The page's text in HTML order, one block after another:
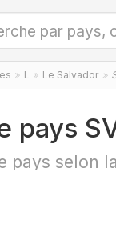
L Le Salvador
pays
pays selon